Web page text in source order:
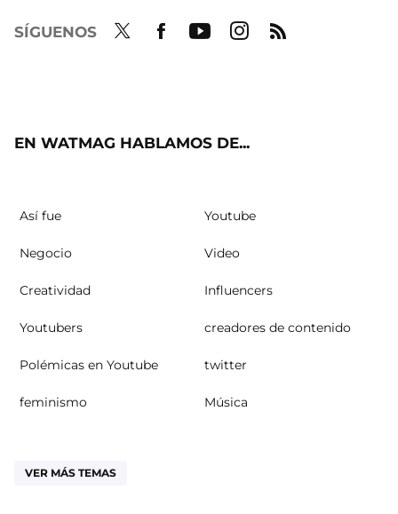
SÍGUENOS
EN WATMAG HABLAMOS DE...
Así fue Youtube
Negocio Video
Creatividad Influencers
Youtubers creadores de contenido
Polémicas en Youtube twitter
feminismo Música
VER MÁS TEMAS